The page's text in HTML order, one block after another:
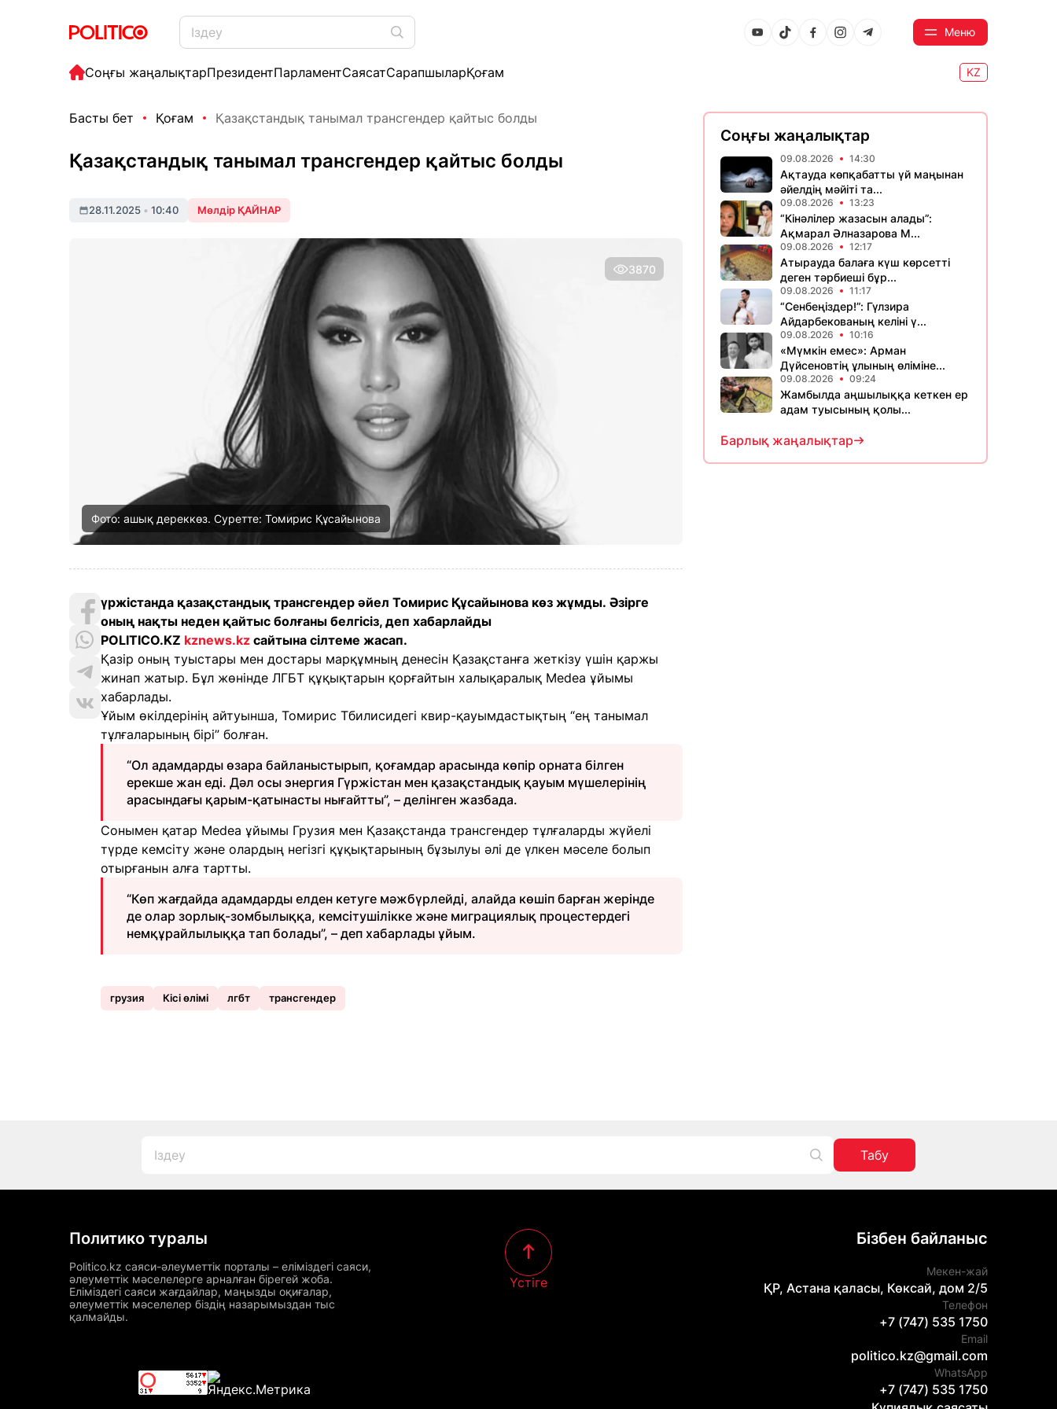
Меню
Соңғы жаңалықтарПрезидентПарламентСаясатСарапшыларҚоғам KZ
Басты бет Қоғам Қазақстандық танымал трансгендер қайтыс болды
Қазақстандық танымал трансгендер қайтыс болды
28.11.2025 • 10:40 Мөлдір ҚАЙНАР
3870
Фото: ашық дереккөз. Суретте: Томирис Құсайынова
үржістанда қазақстандық трансгендер әйел Томирис Құсайынова көз жұмды. Әзірге
оның нақты неден қайтыс болғаны белгісіз, деп хабарлайды
POLITICO.KZ kznews.kz сайтына сілтеме жасап.
Қазір оның туыстары мен достары марқұмның денесін Қазақстанға жеткізу үшін қаржы
жинап жатыр. Бұл жөнінде ЛГБТ құқықтарын қорғайтын халықаралық Medea ұйымы
хабарлады.
Ұйым өкілдерінің айтуынша, Томирис Тбилисидегі квир-қауымдастықтың “ең танымал
тұлғаларының бірі” болған.
“Ол адамдарды өзара байланыстырып, қоғамдар арасында көпір орната білген
ерекше жан еді. Дәл осы энергия Гүржістан мен қазақстандық қауым мүшелерінің
арасындағы қарым-қатынасты нығайтты”, – делінген жазбада.
Сонымен қатар Medea ұйымы Грузия мен Қазақстанда трансгендер тұлғаларды жүйелі
түрде кемсіту және олардың негізгі құқықтарының бұзылуы әлі де үлкен мәселе болып
отырғанын алға тартты.
“Көп жағдайда адамдарды елден кетуге мәжбүрлейді, алайда көшіп барған жерінде
де олар зорлық-зомбылыққа, кемсітушілікке және миграциялық процестердегі
немқұрайлылыққа тап болады”, – деп хабарлады ұйым.
грузия Кісі өлімі лгбт трансгендер
Соңғы жаңалықтар
09.08.2026 14:30
Ақтауда көпқабатты үй маңынан
әйелдің мәйіті та...
09.08.2026 13:23
“Кінәлілер жазасын алады”:
Ақмарал Әлназарова М...
09.08.2026 12:17
Атырауда балаға күш көрсетті
деген тәрбиеші бұр...
09.08.2026 11:17
“Сенбеңіздер!”: Гүлзира
Айдарбекованың келіні ү...
09.08.2026 10:16
«Мүмкін емес»: Арман
Дүйсеновтің ұлының өліміне...
09.08.2026 09:24
Жамбылда аңшылыққа кеткен ер
адам туысының қолы...
Барлық жаңалықтар
Табу
Политико туралы
Politico.kz саяси-әлеуметтік порталы – еліміздегі саяси,
әлеуметтік мәселелерге арналған бірегей жоба.
Еліміздегі саяси жағдайлар, маңызды оқиғалар,
әлеуметтік мәселелер біздің назарымыздан тыс
қалмайды.
Үстіге
Бізбен байланыс
Мекен-жай
ҚР, Астана қаласы, Көксай, дом 2/5
Телефон
+7 (747) 535 1750
Email
politico.kz@gmail.com
WhatsApp
+7 (747) 535 1750